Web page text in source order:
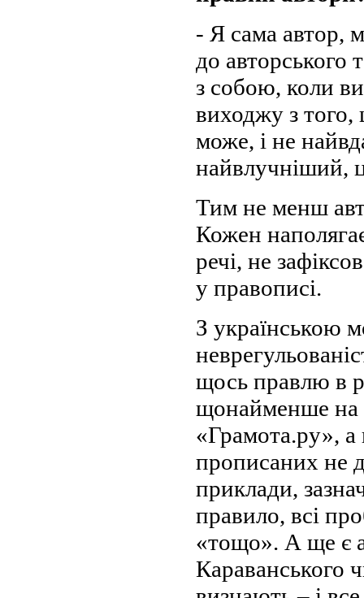
- Я сама автор,
до авторського
з собою, коли
виходжу з того,
може, і не
найвлучніший,
Тим не менш
Кожен
речі, не
у правописі.
З українською
щось правлю в
щонайменше на
«Грамота.ру»,
прописаних не
приклади,
правило, всі
«тощо». А ще є